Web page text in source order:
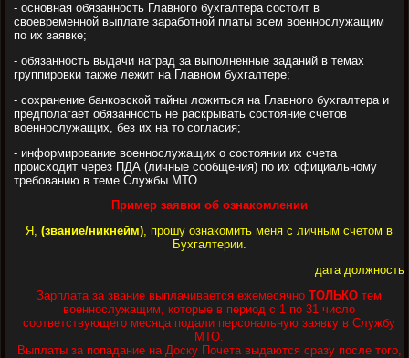
- основная обязанность Главного бухгалтера состоит в
своевременной выплате заработной платы всем военнослужащим
по их заявке;
- обязанность выдачи наград за выполненные заданий в темах
группировки также лежит на Главном бухгалтере;
- сохранение банковской тайны ложиться на Главного бухгалтера и
предполагает обязанность не раскрывать состояние счетов
военнослужащих, без их на то согласия;
- информирование военнослужащих о состоянии их счета
происходит через ПДА (личные сообщения) по их официальному
требованию в теме Службы МТО.
Пример заявки об ознакомлении
Я, (звание/никнейм), прошу ознакомить меня с личным счетом в
Бухгалтерии.
дата должность
Зарплата за звание выплачивается ежемесячно ТОЛЬКО тем
военнослужащим, которые в период с 1 по 31 число
соответствующего месяца подали персональную заявку в Службу
МТО.
Выплаты за попадание на Доску Почета выдаются сразу после того,